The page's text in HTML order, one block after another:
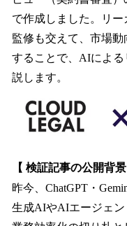
で作成しました。リ
監修も交えて、市場
することで、AIによ
説します。
【 検証記事の公開背景
昨今、ChatGPT・
生成AIやAIエージェ